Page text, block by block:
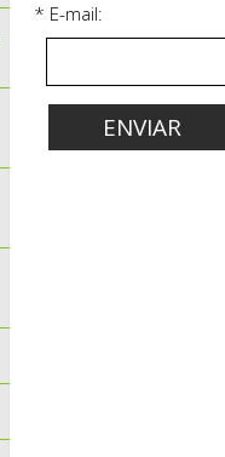
* E-mail: